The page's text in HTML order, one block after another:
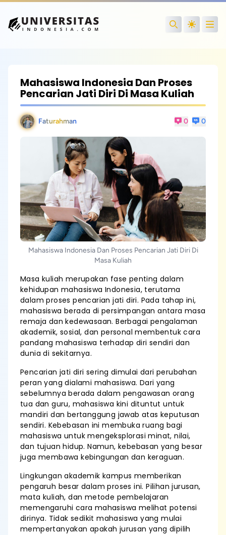
Search
Mahasiswa Indonesia Dan Proses
Pencarian Jati Diri Di Masa Kuliah
Faturahman 0 0
Mahasiswa Indonesia Dan Proses Pencarian Jati Diri Di
Masa Kuliah
Masa kuliah merupakan fase penting dalam
kehidupan mahasiswa Indonesia, terutama
dalam proses pencarian jati diri. Pada tahap ini,
mahasiswa berada di persimpangan antara masa
remaja dan kedewasaan. Berbagai pengalaman
akademik, sosial, dan personal membentuk cara
pandang mahasiswa terhadap diri sendiri dan
dunia di sekitarnya.
Pencarian jati diri sering dimulai dari perubahan
peran yang dialami mahasiswa. Dari yang
sebelumnya berada dalam pengawasan orang
tua dan guru, mahasiswa kini dituntut untuk
mandiri dan bertanggung jawab atas keputusan
sendiri. Kebebasan ini membuka ruang bagi
mahasiswa untuk mengeksplorasi minat, nilai,
dan tujuan hidup. Namun, kebebasan yang besar
juga membawa kebingungan dan keraguan.
Lingkungan akademik kampus memberikan
pengaruh besar dalam proses ini. Pilihan jurusan,
mata kuliah, dan metode pembelajaran
memengaruhi cara mahasiswa melihat potensi
dirinya. Tidak sedikit mahasiswa yang mulai
mempertanyakan apakah jurusan yang dipilih